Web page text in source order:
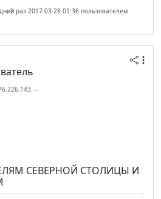
раз 2017-03-28 01:36 пользователем
СЕВЕРНОЙ СТОЛИЦЫ И